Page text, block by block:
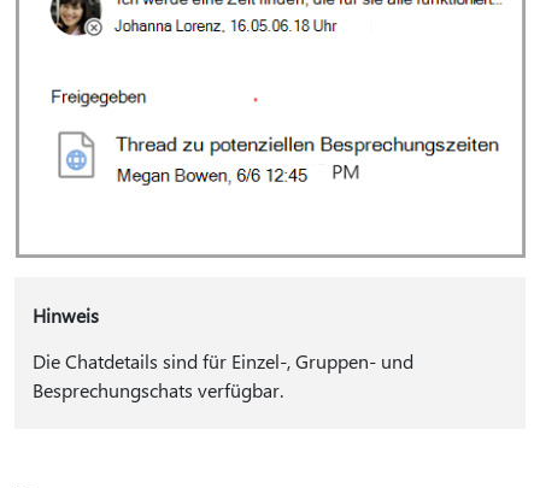
Hinweis
Die Chatdetails sind für Einzel-, Gruppen- und
Besprechungschats verfügbar.